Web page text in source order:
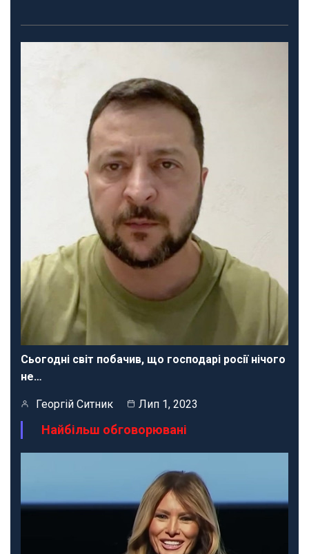
Сьогодні світ побачив, що господарі росії нічого
не…
Георгій Ситник Лип 1, 2023
Найбільш обговорювані